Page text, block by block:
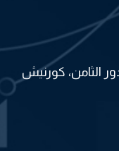
الثامن، كورنيش